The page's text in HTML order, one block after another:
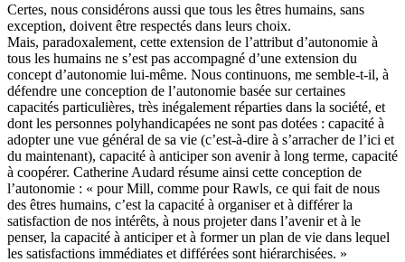
Certes, nous considérons aussi que tous les êtres humains, sans
exception, doivent être respectés dans leurs choix.
Mais, paradoxalement, cette extension de l’attribut d’autonomie à
tous les humains ne s’est pas accompagné d’une extension du
concept d’autonomie lui-même. Nous continuons, me semble-t-il, à
défendre une conception de l’autonomie basée sur certaines
capacités particulières, très inégalement réparties dans la société, et
dont les personnes polyhandicapées ne sont pas dotées : capacité à
adopter une vue général de sa vie (c’est-à-dire à s’arracher de l’ici et
du maintenant), capacité à anticiper son avenir à long terme, capacité
à coopérer. Catherine Audard résume ainsi cette conception de
l’autonomie : « pour Mill, comme pour Rawls, ce qui fait de nous
des êtres humains, c’est la capacité à organiser et à différer la
satisfaction de nos intérêts, à nous projeter dans l’avenir et à le
penser, la capacité à anticiper et à former un plan de vie dans lequel
les satisfactions immédiates et différées sont hiérarchisées. »